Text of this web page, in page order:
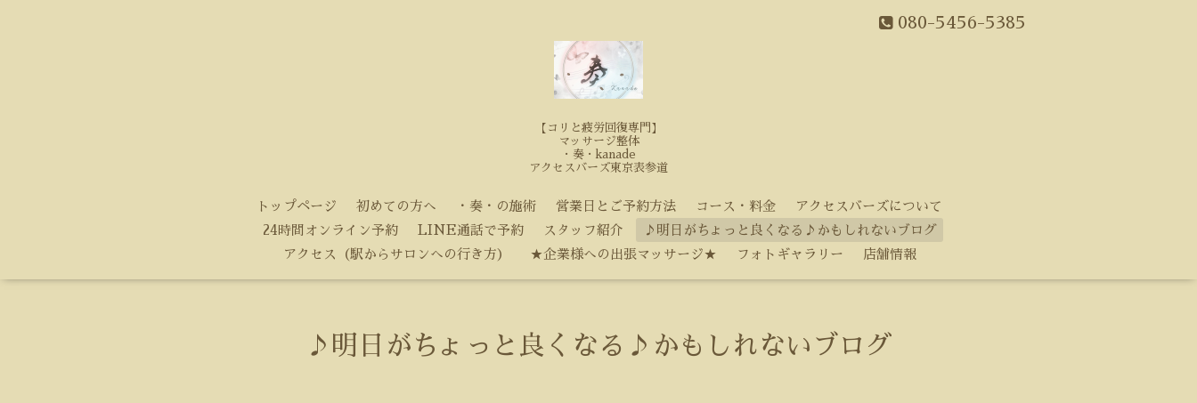
080-5456-5385
【コリと疲労回復専門】
マッサージ整体
・奏・kanade
アクセスバーズ東京表参道
トップページ 初めての方へ ・奏・の施術 営業日とご予約方法 コース・料金
アクセスバーズについて
24時間オンライン予約
LINE通話で予約 スタッフ紹介
♪明日がちょっと良くなる♪かもしれないブログ
アクセス（駅からサロンへの行き方）
★企業様への出張マッサージ★ フォトギャラリー 店舗情報
♪明日がちょっと良くなる♪かもしれないブログ